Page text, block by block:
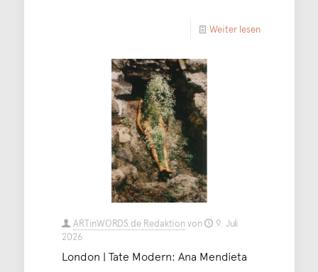
Weiter lesen
ARTinWORDS.de Redaktionvon
9. Juli
2026
London | Tate Modern: Ana Mendieta